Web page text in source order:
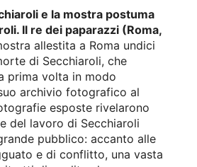
e la mostra postuma
Il re dei paparazzi (Roma,
allestita a Roma undici
di Secchiaroli, che
prima volta in modo
archivio fotografico al
esposte rivelarono
del lavoro di Secchiaroli
pubblico: accanto alle
e di conflitto, una vasta